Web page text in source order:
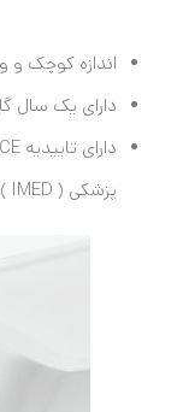
اندازه کوچک
دارای یک سال
پزشکی ( IMED )